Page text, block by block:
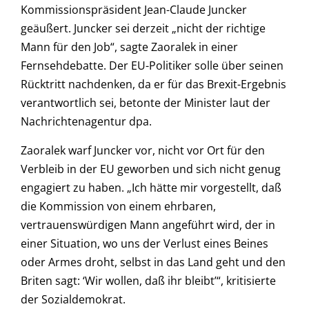
Kommissionspräsident Jean-Claude Juncker
geäußert. Juncker sei derzeit „nicht der richtige
Mann für den Job“, sagte Zaoralek in einer
Fernsehdebatte. Der EU-Politiker solle über seinen
Rücktritt nachdenken, da er für das Brexit-Ergebnis
verantwortlich sei, betonte der Minister laut der
Nachrichtenagentur dpa.
Zaoralek warf Juncker vor, nicht vor Ort für den
Verbleib in der EU geworben und sich nicht genug
engagiert zu haben. „Ich hätte mir vorgestellt, daß
die Kommission von einem ehrbaren,
vertrauenswürdigen Mann angeführt wird, der in
einer Situation, wo uns der Verlust eines Beines
oder Armes droht, selbst in das Land geht und den
Briten sagt: ‘Wir wollen, daß ihr bleibt’“, kritisierte
der Sozialdemokrat.